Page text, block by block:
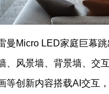
曼Micro LED家庭巨幕
、风景墙、背景墙、交
等创新内容搭载AI交互